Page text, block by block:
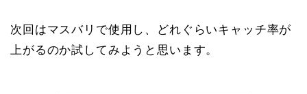
次回はマスバリで使用し、どれぐらいキャッチ率が
上がるのか試してみようと思います。